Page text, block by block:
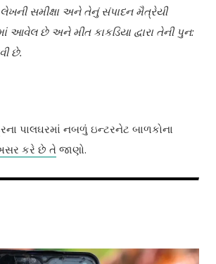
સમીક્ષા અને તેનું સંપાદન મૈત્રેયી
આવેલ છે અને મીત કાકડિયા દ્વારા તેની પુન:
છે.
પાલઘરમાં નબળું ઇન્ટરનેટ બાળકોના
કરે છે તે જાણો.